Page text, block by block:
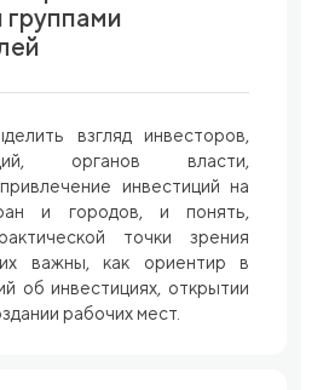
взгляд инвесторов,
органов власти,
инвестиций на
и городов, и понять,
точки зрения
важны, как ориентир в
об инвестициях, открытии
рабочих мест.